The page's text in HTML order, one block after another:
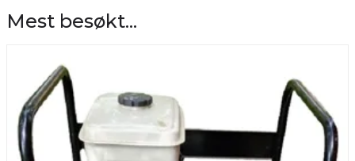
Mest besøkt...